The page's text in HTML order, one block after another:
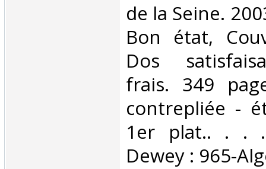
‎de la Seine.
Bon état,
Dos
frais. 349
contrepliée -
1er plat.. . . .
Dewey : 965-